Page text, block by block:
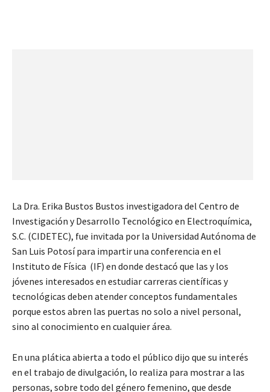
La Dra. Erika Bustos Bustos investigadora del Centro de
Investigación y Desarrollo Tecnológico en Electroquímica,
S.C. (CIDETEC), fue invitada por la Universidad Autónoma de
San Luis Potosí para impartir una conferencia en el
Instituto de Física (IF) en donde destacó que las y los
jóvenes interesados en estudiar carreras científicas y
tecnológicas deben atender conceptos fundamentales
porque estos abren las puertas no solo a nivel personal,
sino al conocimiento en cualquier área.
En una plática abierta a todo el público dijo que su interés
en el trabajo de divulgación, lo realiza para mostrar a las
personas, sobre todo del género femenino, que desde